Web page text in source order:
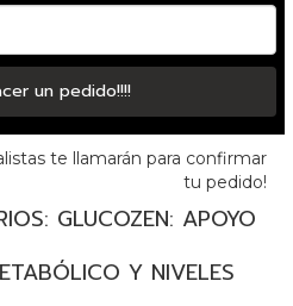
un pedido!!!!
te llamarán para confirmar
tu pedido!
GLUCOZEN: APOYO
Y NIVELES